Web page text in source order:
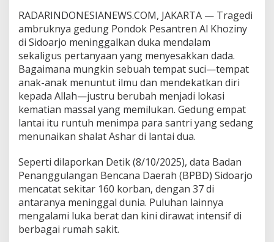
RADARINDONESIANEWS.COM, JAKARTA — Tragedi
ambruknya gedung Pondok Pesantren Al Khoziny
di Sidoarjo meninggalkan duka mendalam
sekaligus pertanyaan yang menyesakkan dada.
Bagaimana mungkin sebuah tempat suci—tempat
anak-anak menuntut ilmu dan mendekatkan diri
kepada Allah—justru berubah menjadi lokasi
kematian massal yang memilukan. Gedung empat
lantai itu runtuh menimpa para santri yang sedang
menunaikan shalat Ashar di lantai dua.
Seperti dilaporkan Detik (8/10/2025), data Badan
Penanggulangan Bencana Daerah (BPBD) Sidoarjo
mencatat sekitar 160 korban, dengan 37 di
antaranya meninggal dunia. Puluhan lainnya
mengalami luka berat dan kini dirawat intensif di
berbagai rumah sakit.